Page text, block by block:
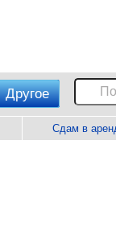
Другое
Сдам в